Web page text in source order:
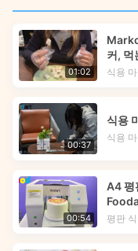
에 안전한 장식을 만드
푸드 아트에 이러한 다
수 있습니다.
01:02
커, 먹
식용
00:37
식용
식용
00:54
A4 평
평판